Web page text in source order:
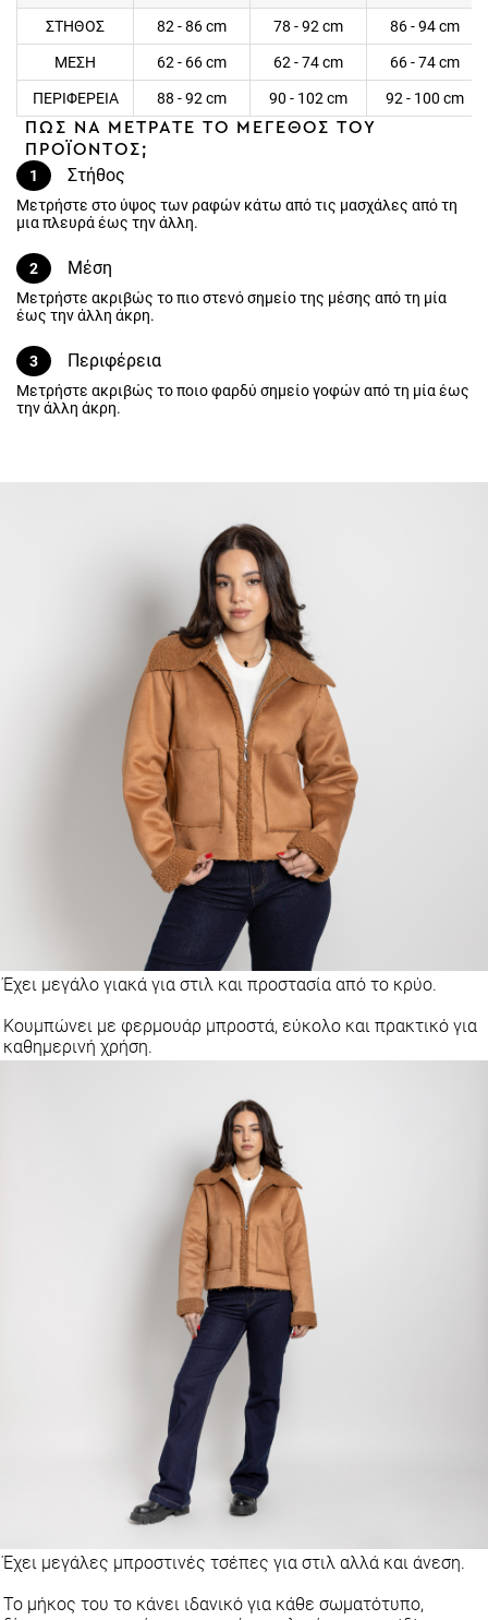
ΣΤΗΘΟΣ 82 - 86 cm 78 - 92 cm 86 - 94 cm
ΜΕΣΗ 62 - 66 cm 62 - 74 cm 66 - 74 cm
ΠΕΡΙΦΕΡΕΙΑ 88 - 92 cm 90 - 102 cm
92 - 100 cm
ΠΩΣ ΝΑ ΜΕΤΡΑΤΕ ΤΟ ΜΕΓΕΘΟΣ ΤΟΥ
ΠΡΟΪΟΝΤΟΣ;
1
Στήθος
Μετρήστε στο ύψος των ραφών κάτω από τις μασχάλες από τη
μια πλευρά έως την άλλη.
2 Μέση
Μετρήστε ακριβώς το πιο στενό σημείο της μέσης από τη μία
έως την άλλη άκρη.
3 Περιφέρεια
Μετρήστε ακριβώς το ποιο φαρδύ σημείο γοφών από τη μία έως
την άλλη άκρη.
Έχει μεγάλο γιακά για στιλ και προστασία από το κρύο.
Κουμπώνει με φερμουάρ μπροστά, εύκολο και πρακτικό για
καθημερινή χρήση.
Έχει μεγάλες μπροστινές τσέπες για στιλ αλλά και άνεση.
Το μήκος του το κάνει ιδανικό για κάθε σωματότυπο,